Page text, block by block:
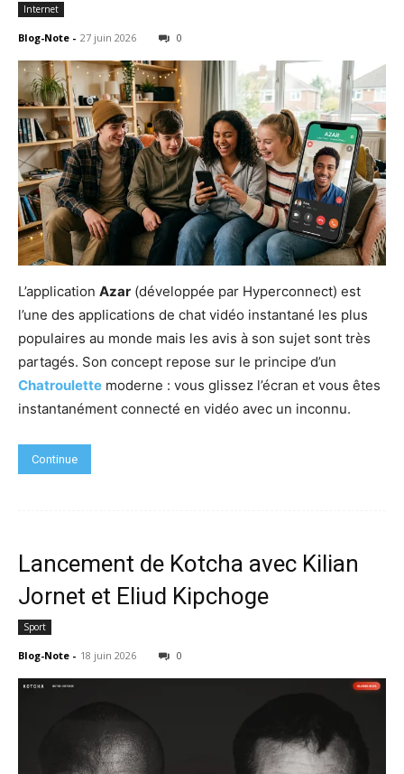
Internet
Blog-Note - 27 juin 2026 0
L’application Azar (développée par Hyperconnect) est
l’une des applications de chat vidéo instantané les plus
populaires au monde mais les avis à son sujet sont très
partagés. Son concept repose sur le principe d’un
Chatroulette moderne : vous glissez l’écran et vous êtes
instantanément connecté en vidéo avec un inconnu.
Continue
Lancement de Kotcha avec Kilian
Jornet et Eliud Kipchoge
Sport
Blog-Note - 18 juin 2026 0